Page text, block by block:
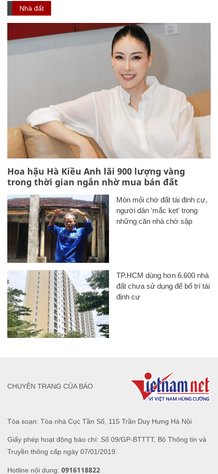
Nhà đất
Hoa hậu Hà Kiều Anh lãi 900 lượng vàng
trong thời gian ngắn nhờ mua bán đất
Mòn mỏi chờ đất tái định cư,
người dân 'mắc kẹt' trong
những căn nhà chờ sập
TP.HCM dùng hơn 6.600 nhà
đất chưa sử dụng để bố trí tái
định cư
Tòa soạn: Tòa nhà Cục Tần Số, 115 Trần Duy Hưng Hà Nội
Giấy phép hoạt động báo chí: Số 09/GP-BTTTT, Bộ Thông tin và
Truyền thông cấp ngày 07/01/2019.
Hotline nội dung: 0916118822
CHUYÊN TRANG CỦA BÁO